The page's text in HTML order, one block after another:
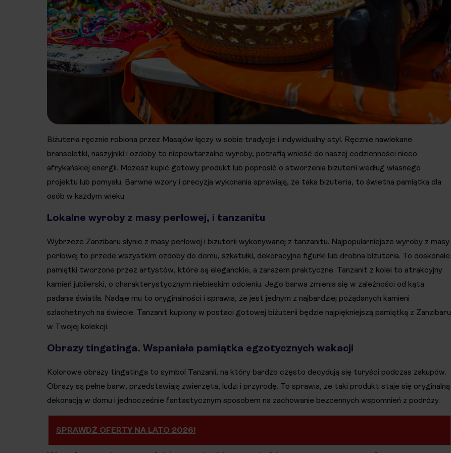
Biżuteria ręcznie robiona przez Masajów łączy w sobie tradycje i indywidualny styl. Ręcznie nawlekane
bransoletki, naszyjniki i ozdoby to niepowtarzalne wyroby, potrafią wnieść do naszej codzienności nieco
afrykańskiej energii. Możesz kupić gotowy produkt lub poprosić o stworzenia biżuterii według własnego
projektu lub pomysłu. Barwne wzory i precyzja wykonania sprawiają, że taka biżuteria, to świetna pamiątka dla
osób w każdym wieku.
Lokalne wyroby z masy perłowej, i tanzanitu
Wybrzeże Zanzibaru słynie z masy perłowej i biżuterii wykonywanej z tanzanitu. Najpopularniejsze wyroby z masy
perłowej to przede wszystkim ozdoby do domu, szkatułki, dekoracyjne figurki lub drobna biżuteria. To doskonałe
pamiątki tworzone przez artystów, które są eleganckie, a zarazem praktyczne. Tanzanit z kolei to atrakcyjny
kamień jubilerski, o charakterystycznym niebieskim odcieniu. Jego barwa zmienia się w zależności od kąta
padania światła. Nadaje mu to oryginalności i sprawia, że jest jednym z najbardziej pożądanych kamieni
szlachetnych na świecie. Tanzanit kupiony w postaci gotowej biżuterii będzie najpiękniejszą pamiątką z Zanzibaru
w Twojej kolekcji.
Obrazy tingatinga. Wspaniała pamiątka egzotycznych wakacji
Kolorowe obrazy tingatinga to symbol Tanzanii, na który bardzo często decydują się turyści podczas zakupów.
Obrazy są pełne barw, przedstawiają zwierzęta, ludzi i przyrodę. To sprawia, że taki produkt staje się oryginalną
dekoracją w domu i jednocześnie fantastycznym sposobem na zachowanie bezcennych wspomnień z podróży.
SPRAWDŹ OFERTY NA LATO 2026!